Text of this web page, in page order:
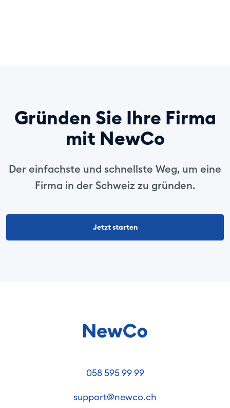
Gründen Sie Ihre Firma
mit NewCo
Der einfachste und schnellste Weg, um eine
Firma in der Schweiz zu gründen.
Jetzt starten
058 595 99 99
support@newco.ch